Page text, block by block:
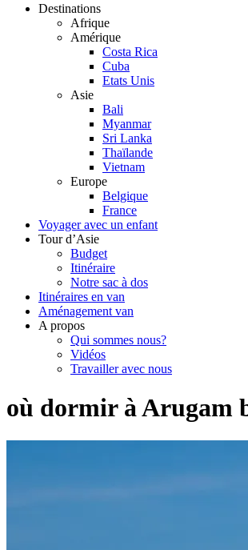
Destinations
Afrique
Amérique
Costa Rica
Cuba
Etats Unis
Asie
Bali
Myanmar
Sri Lanka
Thaïlande
Vietnam
Europe
Belgique
France
Voyager avec un enfant
Tour d’Asie
Budget
Itinéraire
Notre sac à dos
Itinéraires en van
Aménagement van
A propos
Qui sommes nous?
Vidéos
Travailler avec nous
où dormir à Arugam